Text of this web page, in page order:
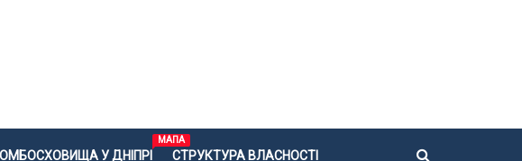
У ДНІПРІ
МАПА
СТРУКТУРА ВЛАСНОСТІ